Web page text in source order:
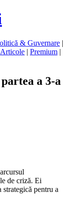
& Guvernare |
Articole | Premium |
a 3-a
de criză. Ei
strategică pentru a